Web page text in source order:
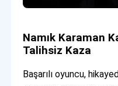
Namık Karaman
Talihsiz Kaza
Başarılı oyuncu,